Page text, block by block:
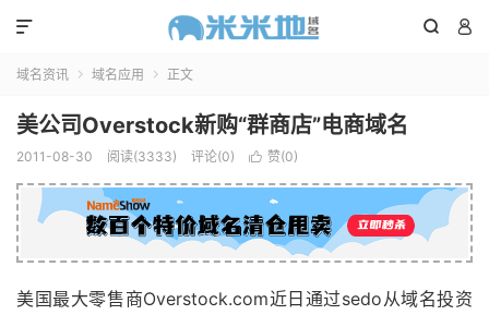
 

域名资讯  域名应用  正文
美公司Overstock新购“群商店”电商域名
2011-08-30 阅读(3333) 评论(0)  赞(0)
美国最大零售商Overstock.com近日通过sedo从域名投资